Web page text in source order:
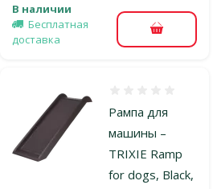
В наличии
Бесплатная
доставка
В корзину
Рампа для
машины –
TRIXIE Ramp
for dogs, Black,